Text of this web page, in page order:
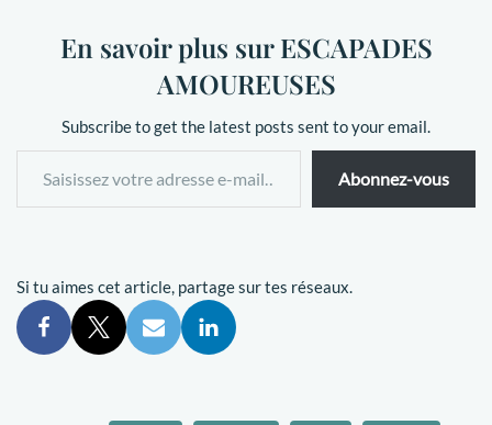
En savoir plus sur ESCAPADES
AMOUREUSES
Subscribe to get the latest posts sent to your email.
Abonnez-vous
Si tu aimes cet article, partage sur tes réseaux.